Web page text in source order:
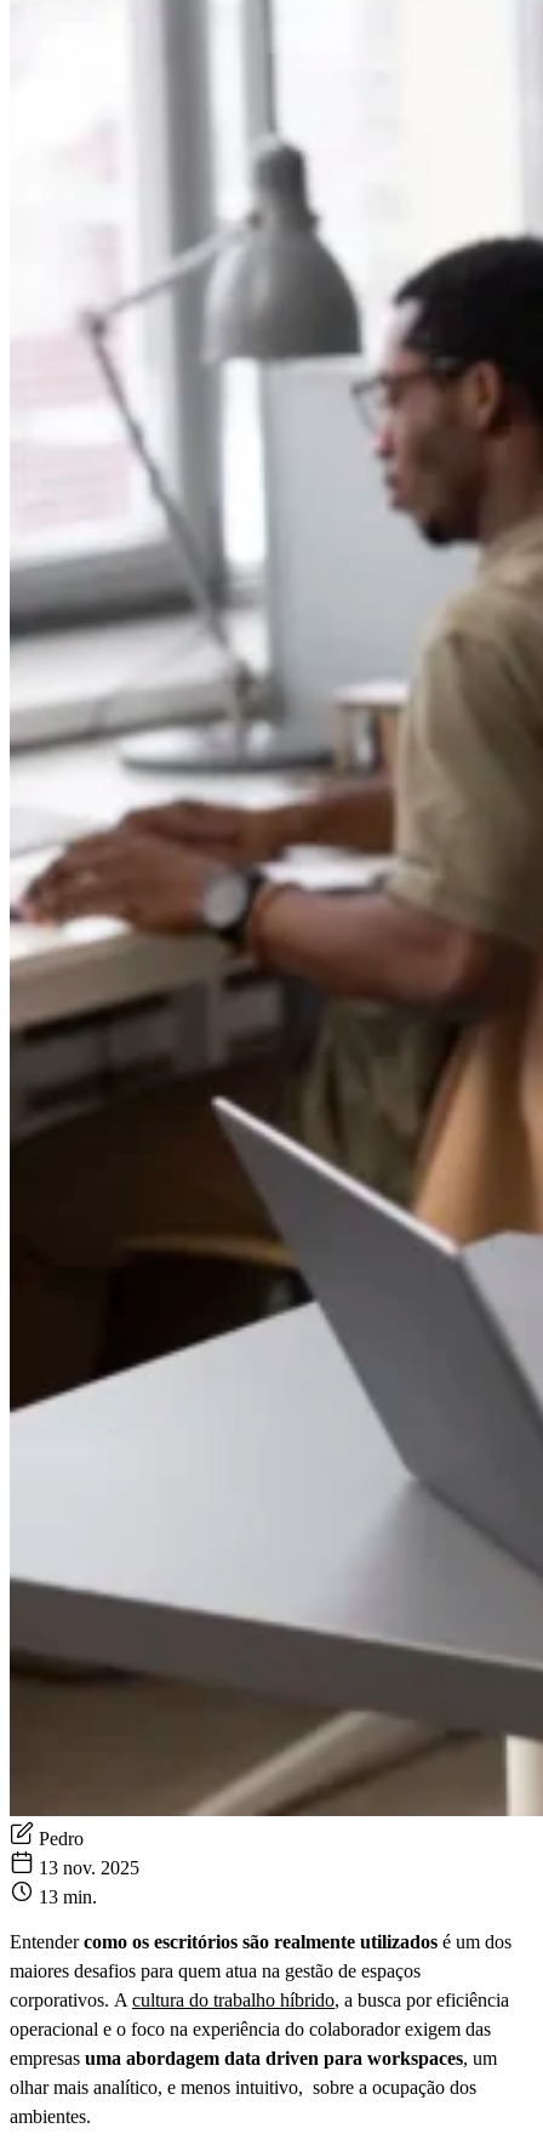
Pedro
13 nov. 2025
13 min.
Entendercomo os escritórios são realmente utilizados é um dos
maiores desafios para quem atua na gestão de espaços
corporativos. A cultura do trabalho híbrido, a busca por eficiência
operacional e o foco na experiência do colaborador exigem das
empresas uma abordagem data driven para workspaces, um
olhar mais analítico, e menos intuitivo, sobre a ocupação dos
ambientes.